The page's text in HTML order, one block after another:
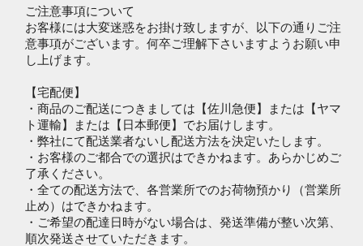
ご注意事項について
お客様には大変迷惑をお掛け致しますが、以下の通りご注
意事項がございます。何卒ご理解下さいますようお願い申
し上げます。
【宅配便】
・商品のご配送につきましては【佐川急便】または【ヤマ
ト運輸】または【日本郵便】でお届けします。
・弊社にて配送業者ないし配送方法を決定いたします。
・お客様のご都合での選択はできかねます。あらかじめご
了承ください。
・全ての配送方法で、各営業所でのお荷物預かり（営業所
止め）はできかねます。
・ご希望の配達日時がない場合は、発送準備が整い次第、
順次発送させていただきます。